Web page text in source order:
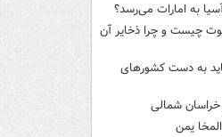
به امارات می‌رسد؟
چیست و چرا ذخایر آن
به دست کشورهای
خراسان شمالی
یمن